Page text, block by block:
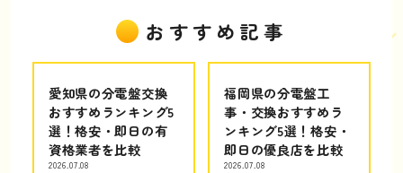
おすすめ記事
愛知県の分電盤交換
おすすめランキング5
選！格安・即日の有
資格業者を比較
2026.07.08
福岡県の分電盤工
事・交換おすすめラ
ンキング5選！格安・
即日の優良店を比較
2026.07.08